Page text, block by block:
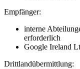
Empfänger:
interne
erforderlich
Google Ireland
Drittlandübermittlung: